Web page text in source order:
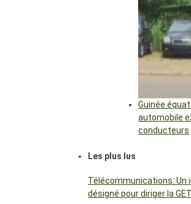
Guinée
automobile
conducteurs
Les plus lus
Télécommunications: Un
désigné pour diriger la